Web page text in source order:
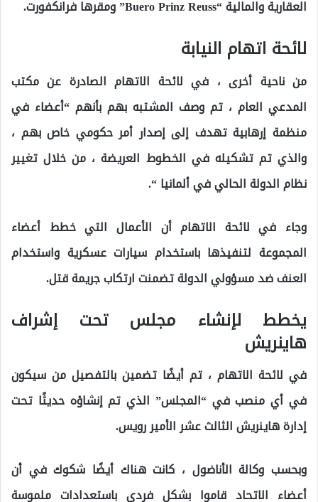
العقارية والمالية “Buero Prinz Reuss” ومقرها فرانكفورت.
لائحة اتهام النيابة
من ناحية أخرى ، في لائحة الاتهام الصادرة عن مكتب
المدعي العام ، تم وصف المشتبه بهم بأنهم “أعضاء في
منظمة إرهابية تهدف إلى إصدار أمر حكومي خاص بهم ،
والذي تم تشكيله في الخطوط العريضة ، من خلال تغيير
نظام الدولة الحالي في ألمانيا “.
وجاء في لائحة الاتهام أن الأعمال التي خطط أعضاء
المجموعة لتنفيذها باستخدام سيارات عسكرية واستخدام
العنف ضد مسؤولي الدولة تضمنت ارتكاب جريمة قتل.
يخطط لإنشاء مجلس تحت إشراف
هاينريش
في لائحة الاتهام ، تم أيضًا تضمين بالتفصيل من سيكون
في أي منصب في “المجلس” الذي تم إنشاؤه حديثًا تحت
إدارة هاينريش الثالث عشر الأمير رويس.
وبحسب وكالة الأناضول ، كانت هناك أيضًا شكوك في أن
أعضاء الاتحاد قاموا بشكل فردي باستعدادات ملموسة